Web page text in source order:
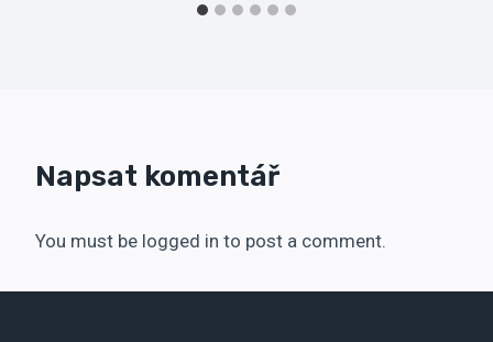
Napsat komentář
You must be logged in to post a comment.